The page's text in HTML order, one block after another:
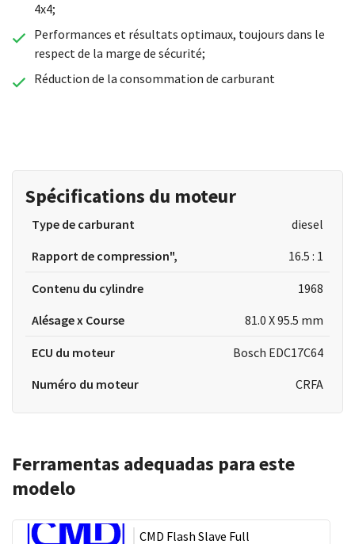
4x4;
Performances et résultats optimaux, toujours dans le
respect de la marge de sécurité;
Réduction de la consommation de carburant
Spécifications du moteur
Type de carburant
diesel
Rapport de compression",
16.5 : 1
Contenu du cylindre
1968
Alésage x Course
81.0 X 95.5 mm
ECU du moteur
Bosch EDC17C64
Numéro du moteur
CRFA
Ferramentas adequadas para este
modelo
CMD Flash Slave Full